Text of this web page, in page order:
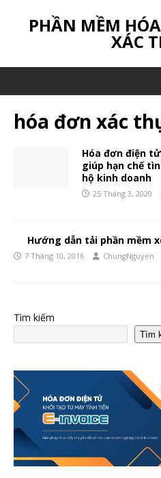
PHẦN MỀM
XÁC
hóa đơn xác
Hóa đơn điện
giúp hạn chế
hộ kinh doanh
25 Tháng 3, 2020
Hướng dẫn tải phần mềm
7 Tháng 10, 2016 ChungNguyen
Tìm kiếm
Tìm